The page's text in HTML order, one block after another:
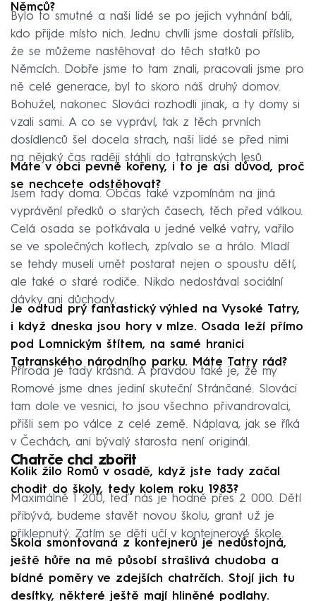
Němců?
Bylo to smutné a naši lidé se po jejich vyhnání báli,
kdo přijde místo nich. Jednu chvíli jsme dostali příslib,
že se můžeme nastěhovat do těch statků po
Němcích. Dobře jsme to tam znali, pracovali jsme pro
ně celé generace, byl to skoro náš druhý domov.
Bohužel, nakonec Slováci rozhodli jinak, a ty domy si
vzali sami. A co se vypráví, tak z těch prvních
dosídlenců šel docela strach, naši lidé se před nimi
na nějaký čas raději stáhli do tatranských lesů.
Máte v obci pevné kořeny, i to je asi důvod, proč
se nechcete odstěhovat?
Jsem tady doma. Občas také vzpomínám na jiná
vyprávění předků o starých časech, těch před válkou.
Celá osada se potkávala u jedné velké vatry, vařilo
se ve společných kotlech, zpívalo se a hrálo. Mladí
se tehdy museli umět postarat nejen o spoustu dětí,
ale také o staré rodiče. Nikdo nedostával sociální
dávky ani důchody.
Je odtud prý fantastický výhled na Vysoké Tatry,
i když dneska jsou hory v mlze. Osada leží přímo
pod Lomnickým štítem, na samé hranici
Tatranského národního parku. Máte Tatry rád?
Příroda je tady krásná. A pravdou také je, že my
Romové jsme dnes jediní skuteční Stránčané. Slováci
tam dole ve vesnici, to jsou všechno přivandrovalci,
přišli sem po válce z celé země. Náplava, jak se říká
v Čechách, ani bývalý starosta není originál.
Chatrče chci zbořit
Kolik žilo Romů v osadě, když jste tady začal
chodit do školy, tedy kolem roku 1983?
Maximálně 1 200, teď nás je hodně přes 2 000. Dětí
přibývá, budeme stavět novou školu, grant už je
přiklepnutý. Zatím se děti učí v kontejnerové škole.
Škola smontovaná z kontejnerů je nedůstojná,
ještě hůře na mě působí strašlivá chudoba a
bídné poměry ve zdejších chatrčích. Stojí jich tu
desítky, některé ještě mají hliněné podlahy.